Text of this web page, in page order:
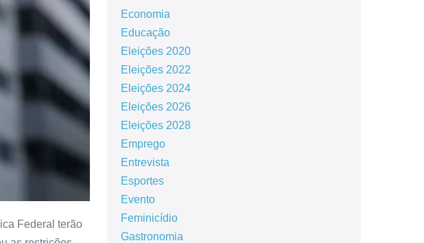
Federal terão
Economia
Educação
Eleições 2020
Eleições 2022
Eleições 2024
Eleições 2026
Eleições 2028
Emprego
Entrevista
Esportes
Evento
Feminicídio
Gastronomia